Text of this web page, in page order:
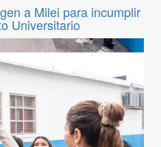
a Milei para incumplir
Universitario